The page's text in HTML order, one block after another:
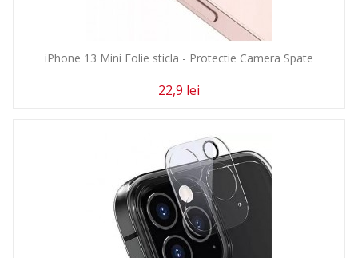
iPhone 13 Mini Folie sticla - Protectie Camera Spate
22,9 lei